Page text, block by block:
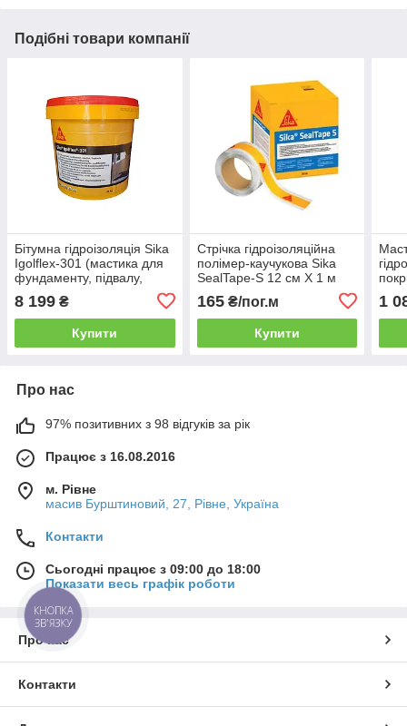
Подібні товари компанії
Бітумна гідроізоляція Sika
Igolflex-301 (мастика для
фундаменту, підвалу,
8 199 ₴
Купити
Стрічка гідроізоляційна
полімер-каучукова Sika
SealTape-S 12 см X 1 м
165₴/пог.м
Купити
1
Про нас
97% позитивних з 98 відгуків за рік
Працює з 16.08.2016
м. Рівне
масив Бурштиновий, 27, Рівне, Україна
Контакти
Сьогодні працює з 09:00 до 18:00
Показати весь графік роботи
Про нас
Контакти
КНОПКА
ЗВ'ЯЗКУ